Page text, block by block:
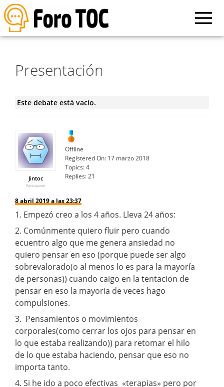
Presentación
Este debate está vacío.
Jintoc
Participante
Offline
Registered On: 17 marzo 2018
Topics:4
Replies:21
8 abril 2019 a las 23:37
1. Empezó creo a los 4 años. Lleva 24 años:
2. Comúnmente quiero fluir pero cuando
ecuentro algo que me genera ansiedad no
quiero pensar en eso (porque puede ser algo
sobrevalorado(o al menos lo es para la mayoría
de personas)) cuando caigo en la tentacion de
pensar en eso la mayoria de veces hago
compulsiones.
3. Pensamientos o movimientos
corporales(como cerrar los ojos para pensar en
lo que estaba realizando)) para retomar el hilo
de lo que estaba haciendo, pensar que eso no
importa tanto.
4. Si he ido a poco efectivas «terapias» pero por